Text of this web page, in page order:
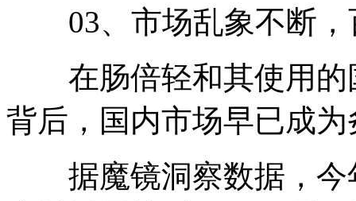
03、市场乱象不断，
在肠倍轻和其使用的
背后，国内市场早已成
据魔镜洞察数据，今